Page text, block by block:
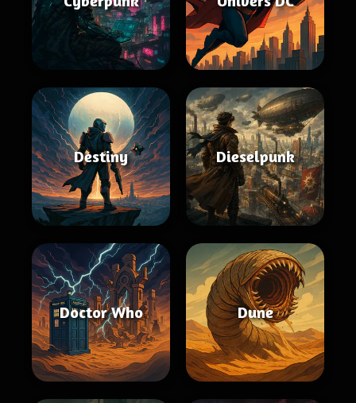
Destiny Dieselpunk
Doctor Who Dune